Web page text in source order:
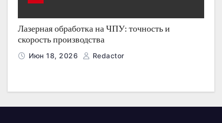
Лазерная обработка на ЧПУ: точность и
скорость производства
Июн 18, 2026 Redactor